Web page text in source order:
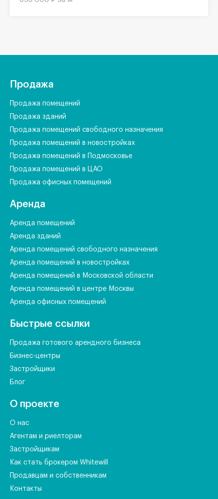
Продажа
Продажа помещений
Продажа зданий
Продажа помещений свободного назначения
Продажа помещений в новостройках
Продажа помещений в Подмосковье
Продажа помещений в ЦАО
Продажа офисных помещений
Аренда
Аренда помещений
Аренда зданий
Аренда помещений свободного назначения
Аренда помещений в новостройках
Аренда помещений в Московской области
Аренда помещений в центре Москвы
Аренда офисных помещений
Быстрые ссылки
Продажа готового арендного бизнеса
Бизнес-центры
Застройщики
Блог
О проекте
О нас
Агентам и риелторам
Застройщикам
Как стать брокером Whitewill
Продавцам и собственникам
Контакты